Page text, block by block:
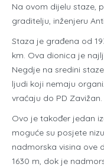
Na ovom dijelu staze,
graditelju, inženjeru
Staza je građena od
km. Ova dionica je
Negdje na sredini
ljudi koji nemaju
vraćaju do PD Zavižan.
Ovo je također jedan
moguće su posjete
nadmorska visina ove
1630 m, dok je